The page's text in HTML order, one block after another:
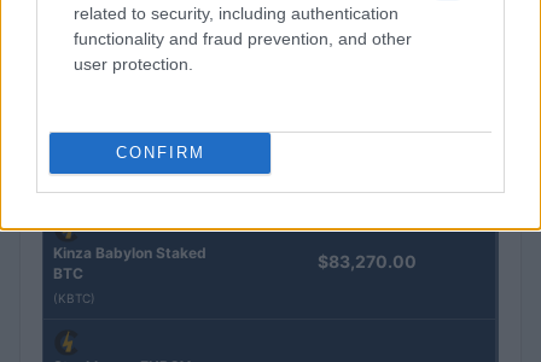
related to security, including authentication
functionality and fraud prevention, and other
user protection.
CONFIRM
QUOTAZIONI CRYPTO
Nome
Gold (Terra
Kinza Babylon Staked
BTC
(KBTC)
$83,270.00